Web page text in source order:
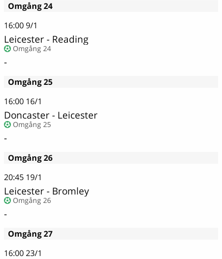
Omgång 24
16:009/1
Leicester - Reading
Omgång 24
-
Omgång 25
16:00 16/1
Doncaster - Leicester
Omgång 25
-
Omgång 26
20:45 19/1
Leicester - Bromley
Omgång 26
-
Omgång 27
16:0023/1